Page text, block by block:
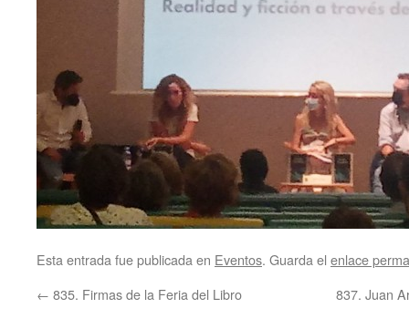
Esta entrada fue publicada en Eventos. Guarda el enlace
← 835. Firmas de la Feria del Libro 837. Juan